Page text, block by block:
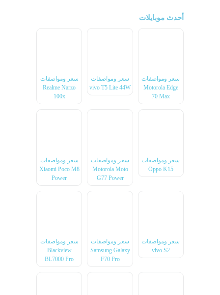
أحدث موبايلات
سعر ومواصفات
Motorola Edge
70 Max
سعر ومواصفات
vivo T5 Lite 44W
سعر ومواصفات
Realme Narzo
100x
سعر ومواصفات
Oppo K15
سعر ومواصفات
Motorola Moto
G77 Power
سعر ومواصفات
Xiaomi Poco M8
Power
سعر ومواصفات
vivo S2
سعر ومواصفات
Samsung Galaxy
F70 Pro
سعر ومواصفات
Blackview
BL7000 Pro